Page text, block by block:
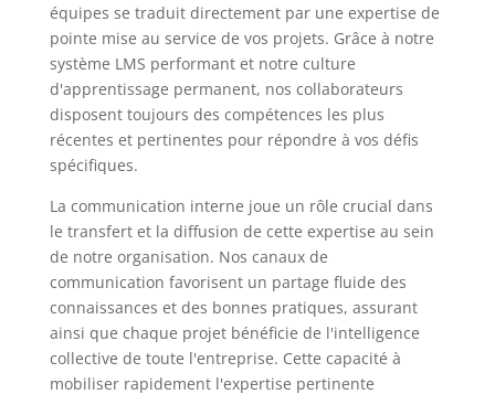
équipes se traduit directement par une expertise de
pointe mise au service de vos projets. Grâce à notre
système LMS performant et notre culture
d'apprentissage permanent, nos collaborateurs
disposent toujours des compétences les plus
récentes et pertinentes pour répondre à vos défis
spécifiques.
La communication interne joue un rôle crucial dans
le transfert et la diffusion de cette expertise au sein
de notre organisation. Nos canaux de
communication favorisent un partage fluide des
connaissances et des bonnes pratiques, assurant
ainsi que chaque projet bénéficie de l'intelligence
collective de toute l'entreprise. Cette capacité à
mobiliser rapidement l'expertise pertinente